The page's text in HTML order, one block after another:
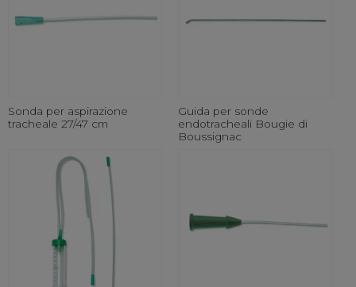
Sonda per aspirazione
tracheale 27/47 cm
Guida per sonde
endotracheali Bougie di
Boussignac